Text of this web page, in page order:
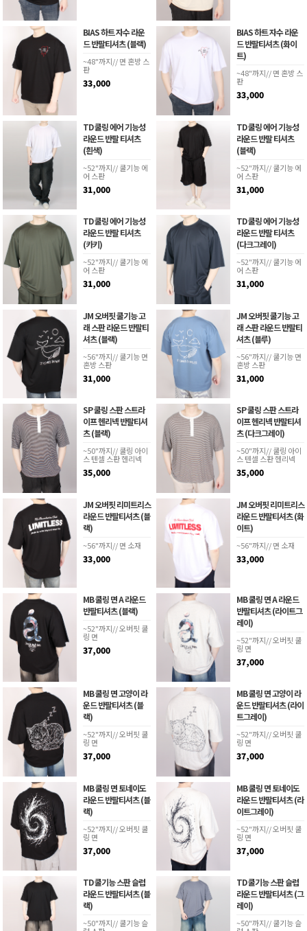
BIAS 하트 자수 라운
드 반팔티셔츠 (블랙)
~48"까지// 면 혼방 스
판
33,000
BIAS 하트 자수 라운
드 반팔티셔츠 (화이
트)
~48"까지// 면 혼방 스
판
33,000
TD 쿨링 에어 기능성
라운드 반팔 티셔츠
(흰색)
~52"까지// 쿨기능 에
어 스판
31,000
TD 쿨링 에어 기능성
라운드 반팔 티셔츠
(블랙)
~52"까지// 쿨기능 에
어 스판
31,000
TD 쿨링 에어 기능성
라운드 반팔 티셔츠
(카키)
~52"까지// 쿨기능 에
어 스판
31,000
TD 쿨링 에어 기능성
라운드 반팔 티셔츠
(다크그레이)
~52"까지// 쿨기능 에
어 스판
31,000
JM 오버핏 쿨기능 고
래 스판 라운드 반팔티
셔츠 (블랙)
~56"까지// 쿨기능 면
혼방 스판
31,000
JM 오버핏 쿨기능 고
래 스판 라운드 반팔티
셔츠 (블루)
~56"까지// 쿨기능 면
혼방 스판
31,000
SP 쿨링 스판 스트라
이프 헨리넥 반팔티셔
츠 (블랙)
~50"까지// 쿨링 아이
스 텐셀 스판 헨리넥
35,000
SP 쿨링 스판 스트라
이프 헨리넥 반팔티셔
츠 (다크그레이)
~50"까지// 쿨링 아이
스 텐셀 스판 헨리넥
35,000
JM 오버핏 리미트리스
라운드 반팔티셔츠 (블
랙)
~56"까지// 면 소재
33,000
JM 오버핏 리미트리스
라운드 반팔티셔츠 (화
이트)
~56"까지// 면 소재
33,000
MB 쿨링 면 A 라운드
반팔티셔츠 (블랙)
~52"까지// 오버핏 쿨
링 면
37,000
MB 쿨링 면 A 라운드
반팔티셔츠 (라이트그
레이)
~52"까지// 오버핏 쿨
링 면
37,000
MB 쿨링 면 고양이 라
운드 반팔티셔츠 (블
랙)
~52"까지// 오버핏 쿨
링 면
37,000
MB 쿨링 면 고양이 라
운드 반팔티셔츠 (라이
트그레이)
~52"까지// 오버핏 쿨
링 면
37,000
MB 쿨링 면 토네이도
라운드 반팔티셔츠 (블
랙)
~52"까지// 오버핏 쿨
링 면
37,000
MB 쿨링 면 토네이도
라운드 반팔티셔츠 (라
이트그레이)
~52"까지// 오버핏 쿨
링 면
37,000
TD 쿨기능 스판 슬럽
라운드 반팔티셔츠 (블
랙)
~50"까지// 쿨기능 슬
TD 쿨기능 스판 슬럽
라운드 반팔티셔츠 (그
레이)
~50"까지// 쿨기능 슬